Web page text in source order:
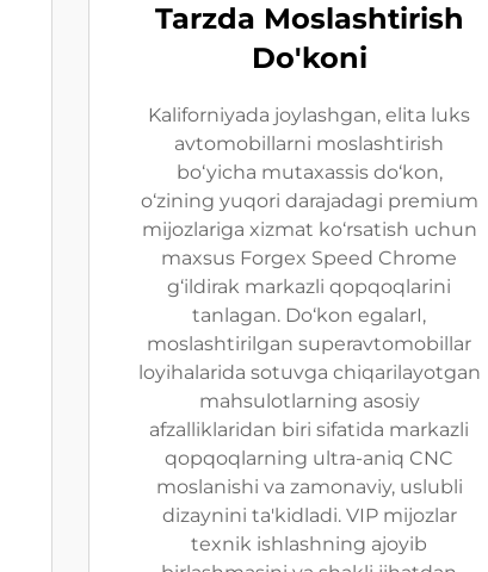
Tarzda Moslashtirish
Do'koni
Kaliforniyada joylashgan, elita luks
avtomobillarni moslashtirish
bo‘yicha mutaxassis do‘kon,
o‘zining yuqori darajadagi premium
mijozlariga xizmat ko‘rsatish uchun
maxsus Forgex Speed Chrome
g‘ildirak markazli qopqoqlarini
tanlagan. Do‘kon egalarI,
moslashtirilgan superavtomobillar
loyihalarida sotuvga chiqarilayotgan
mahsulotlarning asosiy
afzalliklaridan biri sifatida markazli
qopqoqlarning ultra-aniq CNC
moslanishi va zamonaviy, uslubli
dizaynini ta'kidladi. VIP mijozlar
texnik ishlashning ajoyib